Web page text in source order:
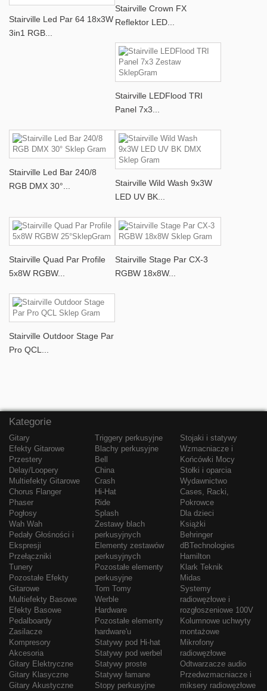
Stairville Led Par 64 18x3W
3in1 RGB...
Stairville Crown FX
Reflektor LED...
Stairville LEDFlood TRI
Panel 7x3...
Stairville Led Bar 240/8
RGB DMX 30°...
Stairville Wild Wash 9x3W
LED UV BK...
Stairville Quad Par Profile
5x8W RGBW...
Stairville Stage Par CX-3
RGBW 18x8W...
Stairville Outdoor Stage Par
Pro QCL...
Kategorie
Gitary
Efekty Gitarowe
Przestery
Delay/Loopery
Multiefekty Gitarowe
Chorus Flanger
Phaser
Pogłosy
Wah Wah
Pedały Głośności i
Ekspresji
Przełączniki
Tunery
Pozostałe Efekty
Gitarowe
Multiefekty Basowe
Efekty Basowe
Pedalboardy
Zasilacze
Kompresory
Akcesoria
Gitary Elektryczne
Gitary Klasyczne
Gitary Akustyczne
Triggery perkusyjne
Blachy perkusyjne
Bell
China
Crash
Hi-Hat
Ride
Splash
Zestawy blach
perkusyjnych
Elementy zestawów
perkusyjnych
Pozostałe elementy
perkusyjne
Tom Tomy
Werble
Hardware
Pozostałe elementy
hardware'u
Statywy pod Hi-hat
Statywy pod werbel
Statywy proste
Statywy łamane
Stopy perkusyjne
Stojaki i statywy
Wzmacniacze i
Końcówki Mocy
Stołki i oparcia
Wydawnictwo
Cases, Racki,
Pokrowce
Dla dzieci
Książki
Behringer
dBTechnologies
Hamilton
Klark Teknik
Midas
Systemy
radiowęzłowe i
rozgłoszeniowe 100V
Kolumnowe uchwyty
montażowe
Mikrofony
radiowęzłowe
Odtwarzacze audio
Przedwzmacniacze i
miksery radiowęzłowe